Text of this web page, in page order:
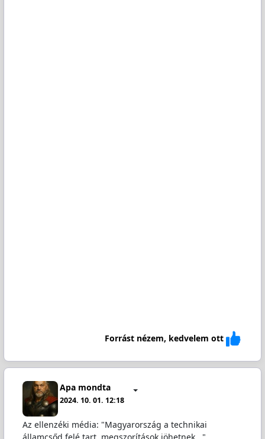
Forrást nézem, kedvelem ott
Apa mondta
2024. 10. 01. 12:18
Az ellenzéki média: "Magyarország a technikai